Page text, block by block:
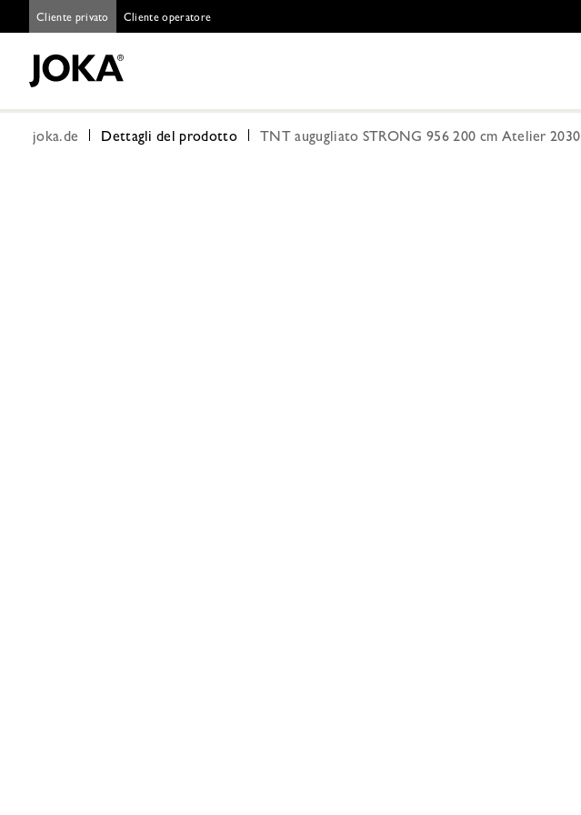
Cliente privato Cliente operatore
joka.de Dettagli del prodotto TNT augugliato STRONG 956 200 cm Atelier 2030